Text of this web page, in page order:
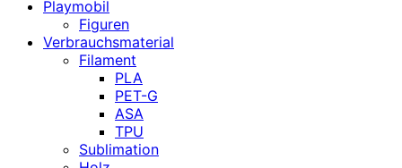
Playmobil
Figuren
Verbrauchsmaterial
Filament
PLA
PET-G
ASA
TPU
Sublimation